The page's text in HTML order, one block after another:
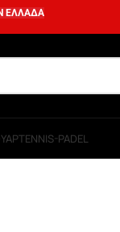
ΕΛΛΑΔΑ
TENNIS-PADEL